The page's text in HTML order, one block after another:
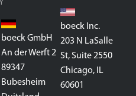
boeck GmbH
An der Werft 2
89347
Bubesheim
boeck Inc.
203 N LaSalle
St, Suite 2550
Chicago, IL
60601